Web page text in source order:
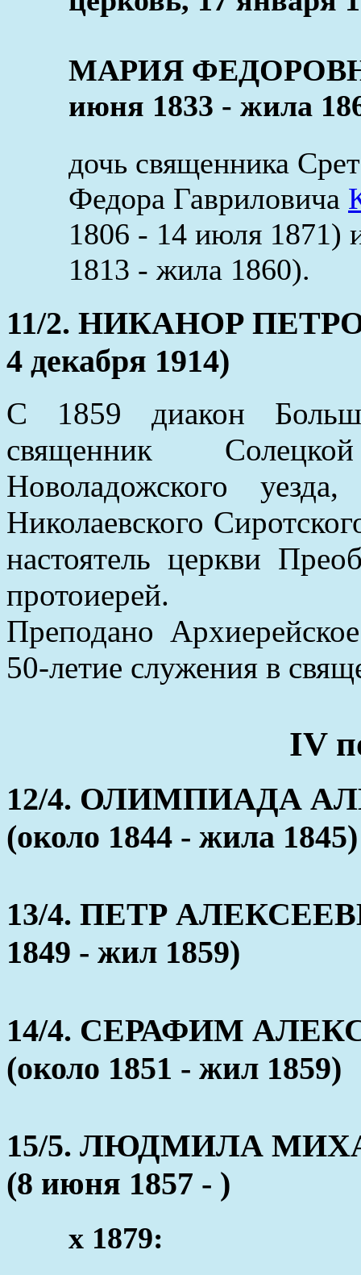
МАРИЯ
июня 1833 - жила
дочь священника
Федора Гавриловича
1806 - 14 июля
1813 - жила 1860).
11/2. НИКАНОР
4 декабря 1914)
С 1859 диакон
священник
Новоладожского
Николаевского
настоятель церкви
протоиерей.
Преподано
50-летие служения в
IV
12/4. ОЛИМПИАДА
(около 1844 - жила 1845)
13/4. ПЕТР
1849 - жил 1859)
14/4. СЕРАФИМ
(около 1851 - жил 1859)
15/5. ЛЮДМИЛА
(8 июня 1857 - )
x 1879: